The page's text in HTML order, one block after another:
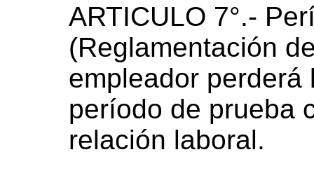
ARTICULO 7°.-
(Reglamentación
empleador
período de prueba
relación laboral.